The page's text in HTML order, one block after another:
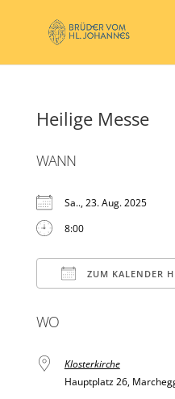
Heilige Messe
WANN
Sa.., 23. Aug. 2025
8:00
ZUM KALENDER
WO
Klosterkirche
Hauptplatz 26,